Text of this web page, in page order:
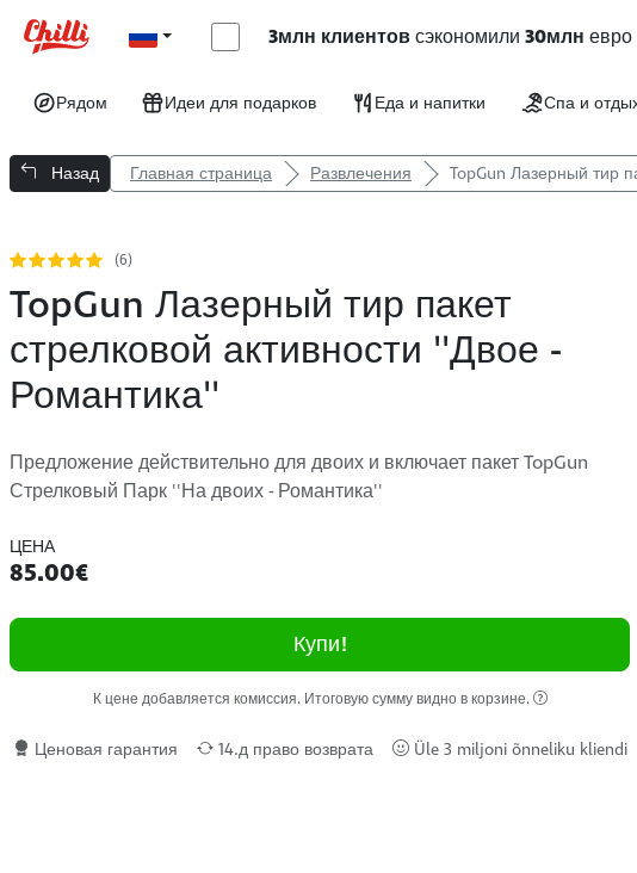
3млн клиентовсэкономили 30млн евро
Рядом Идеи для подарков Еда и напитки Спа и
Назад Главная страница Развлечения TopGun Лазерный тир
(6)
TopGun Лазерный тир пакет
стрелковой активности ''Двое -
Романтика''
Предложение действительно для двоих и включает пакет TopGun
Стрелковый Парк ''На двоих - Романтика''
ЦЕНА
85.00€
Купи!
К цене добавляется комиссия. Итоговую сумму видно в корзине.
Ценовая гарантия 14.д право возврата Üle 3 miljoni õnneliku kliendi